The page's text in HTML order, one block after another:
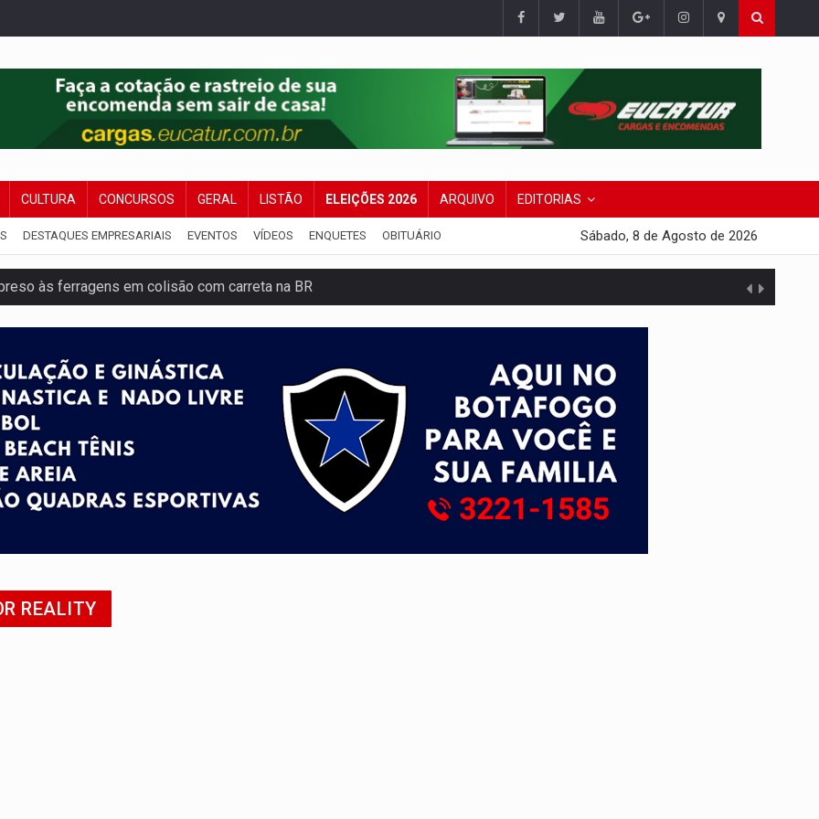
CULTURA CONCURSOS GERAL LISTÃO ELEIÇÕES 2026 ARQUIVO EDITORIAS
DESTAQUES EMPRESARIAIS EVENTOS VÍDEOS ENQUETES OBITUÁRIO Sábado, 8 de Agosto de 2026
às ferragens em colisão com carreta na BR
o fim de semana em Porto Velho
do CV com arma e drogas em boca de fumo
a APAE para ampliar ações voltadas a PCD's
a drones durante exercício antiaéreo
Oeste, CINEMAZÔNIA leva cinema amazônico a estudantes na escola
(8) de calor intenso e tempo firme
acidente na BR-364
REALITY